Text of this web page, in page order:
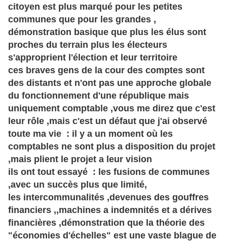
citoyen est plus marqué pour les petites
communes que pour les grandes ,
démonstration basique que plus les élus sont
proches du terrain plus les électeurs
s'approprient l'élection et leur territoire
ces braves gens de la cour des comptes sont
des distants et n'ont pas une approche globale
du fonctionnement d'une république mais
uniquement comptable ,vous me direz que c'est
leur rôle ,mais c'est un défaut que j'ai observé
toute ma vie : il y a un moment où les
comptables ne sont plus a disposition du projet
,mais plient le projet a leur vision
ils ont tout essayé : les fusions de communes
,avec un succès plus que limité,
les intercommunalités ,devenues des gouffres
financiers ,,machines a indemnités et a dérives
financières ,démonstration que la théorie des
"économies d'échelles" est une vaste blague de